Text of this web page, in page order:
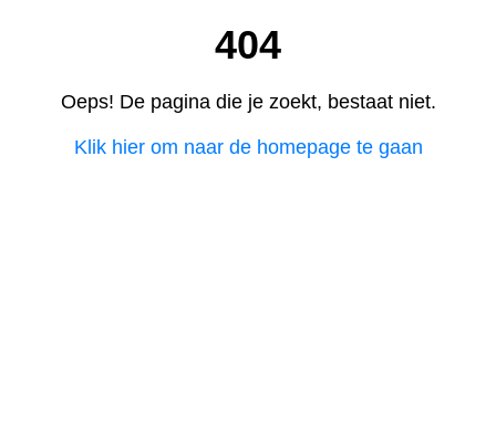
404
Oeps! De pagina die je zoekt, bestaat niet.
Klik hier om naar de homepage te gaan